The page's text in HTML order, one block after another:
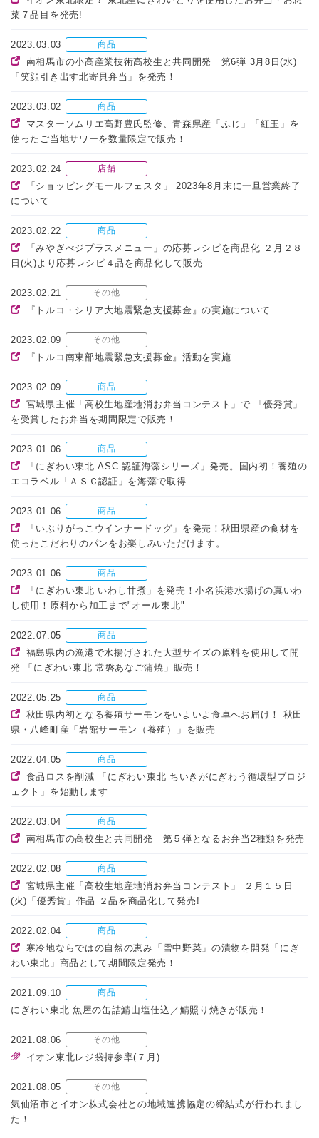
菜７品目を発売!
2023.03.03 商品
南相馬市の小高産業技術高校生と共同開発 第6弾 3月8日(水)
「笑顔引き出す北寄貝弁当」を発売！
2023.03.02 商品
マスターソムリエ高野豊氏監修、青森県産「ふじ」「紅玉」を
使ったご当地サワーを数量限定で販売！
2023.02.24 店舗
「ショッピングモールフェスタ」 2023年8月末に一旦営業終了
について
2023.02.22 商品
「みやぎべジプラスメニュー」の応募レシピを商品化 ２月２８
日(火)より応募レシピ４品を商品化して販売
2023.02.21 その他
『トルコ・シリア大地震緊急支援募金』の実施について
2023.02.09 その他
『トルコ南東部地震緊急支援募金』活動を実施
2023.02.09 商品
宮城県主催「高校生地産地消お弁当コンテスト」で 「優秀賞」
を受賞したお弁当を期間限定で販売！
2023.01.06 商品
「にぎわい東北 ASC 認証海藻シリーズ」発売。国内初！養殖の
エコラベル「ＡＳＣ認証」を海藻で取得
2023.01.06 商品
「いぶりがっこウインナードッグ」を発売！秋田県産の食材を
使ったこだわりのパンをお楽しみいただけます。
2023.01.06 商品
「にぎわい東北 いわし甘煮」を発売！小名浜港水揚げの真いわ
し使用！原料から加工まで"オール東北"
2022.07.05 商品
福島県内の漁港で水揚げされた大型サイズの原料を使用して開
発 「にぎわい東北 常磐あなご蒲焼」販売！
2022.05.25 商品
秋田県内初となる養殖サーモンをいよいよ食卓へお届け！ 秋田
県・八峰町産「岩館サーモン（養殖）」を販売
2022.04.05 商品
食品ロスを削減 「にぎわい東北 ちいきがにぎわう循環型プロジ
ェクト」を始動します
2022.03.04 商品
南相馬市の高校生と共同開発 第５弾となるお弁当2種類を発売
2022.02.08 商品
宮城県主催「高校生地産地消お弁当コンテスト」 ２月１５日
(火)「優秀賞」作品 ２品を商品化して発売!
2022.02.04 商品
寒冷地ならではの自然の恵み「雪中野菜」の漬物を開発「にぎ
わい東北」商品として期間限定発売！
2021.09.10 商品
にぎわい東北 魚屋の缶詰鯖山塩仕込／鯖照り焼きが販売！
2021.08.06 その他
イオン東北レジ袋持参率(７月)
2021.08.05 その他
気仙沼市とイオン株式会社との地域連携協定の締結式が行われまし
た！